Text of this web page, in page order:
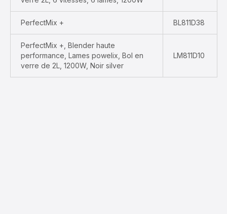
PerfectMix + BL811D38
PerfectMix +, Blender haute
performance, Lames powelix, Bol en
verre de 2L, 1200W, Noir silver
LM811D10